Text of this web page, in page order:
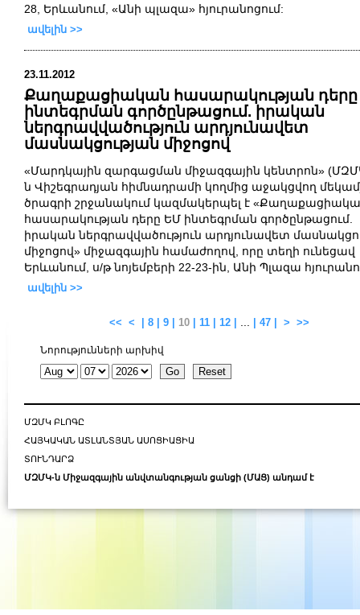
28, Երևանում, «Անի պլազա» հյուրանոցում:
ավելին >>
23.11.2012
Քաղաքացիական հասարակության
ինտեգրման գործընթացում. իրական
ներգրավվածություն արդյունավետ
մասնակցության միջոցով
«Մարդկային զարգացման միջազգային կենտրոն»
ն Վիշեգրադյան հիմնադրամի կողմից աջակցվող
ծրագրի շրջանակում կազմակերպել է
հասարակության դերը ԵՄ ինտեգրման գործընթացում.
իրական ներգրավվածություն արդյունավետ
միջոցով» միջազգային համաժողով, որը տեղի ունեցավ
Երևանում, ս/թ նոյեմբերի 22-23-ին, Անի Պլազա
ավելին >>
<< < 8 9 10 11 12 ... 47 > >>
Նորությունների արխիվ
ՄԶՄԿ ԲԼՈԳԸ
ՀԱՅԿԱԿԱՆ ԱՏԼԱՆՏՅԱՆ ԱՍՈՑԻԱՑԻԱ
ՏՈՒՆԴԱՐՁ
ՄԶՄԿ-ն Միջազգային անվտանգության ցանցի (ՄԱՑ) անդամ է